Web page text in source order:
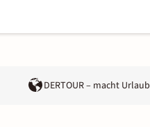
DERTOUR – macht Urlaub